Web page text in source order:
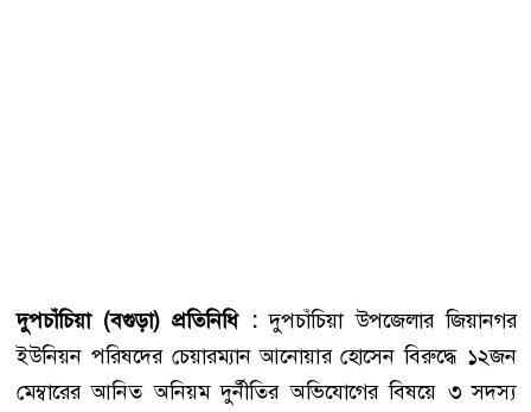
দুপচাঁচিয়া (বগুড়া) প্রতিনিধি :দুপচাঁচিয়া উপজেলার জিয়ানগর
ইউনিয়ন পরিষদের চেয়ারম্যান আনোয়ার হোসেন বিরুদ্ধে ১২জন
মেম্বারের আনিত অনিয়ম দুর্নীতির অভিযোগের বিষয়ে ৩ সদস্য